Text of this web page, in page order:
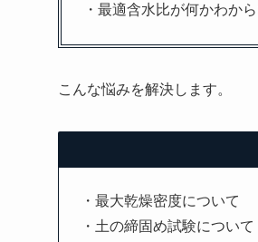
・最適含水比が何かわか
こんな悩みを解決します。
・最大乾燥密度について
・土の締固め試験について